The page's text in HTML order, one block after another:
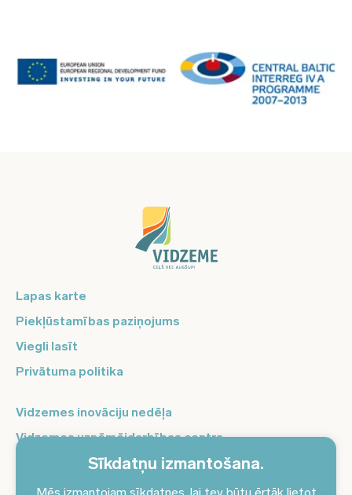
Sīkdatņu izmantošana.
Lapas karte
Piekļūstamības paziņojums
Viegli lasīt
Privātuma politika
Vidzemes inovāciju nedēļa
Vidzemes uzņēmējdarbības centrs
Balso Vidzeme
Pierakstieties jaunumiem un saņemiet aktuālākos